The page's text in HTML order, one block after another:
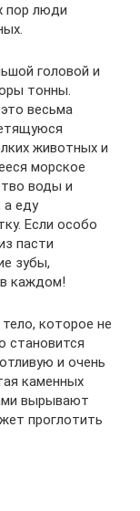
пор люди
головой и
тонны.
весьма
животных и
морское
воды и
а еду
Если особо
пасти
зубы,
каждом!
которое не
становится
и очень
каменных
вырывают
проглотить